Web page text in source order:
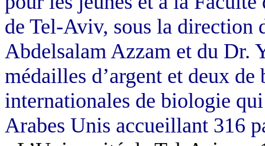
de Tel-Aviv, sous la direction
Abdelsalam Azzam et du Dr.
médailles d’argent et deux
internationales de biologie
Arabes Unis accueillant 316